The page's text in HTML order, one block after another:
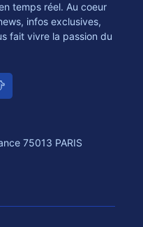
temps réel. Au coeur
infos exclusives,
fait vivre la passion du
75013 PARIS